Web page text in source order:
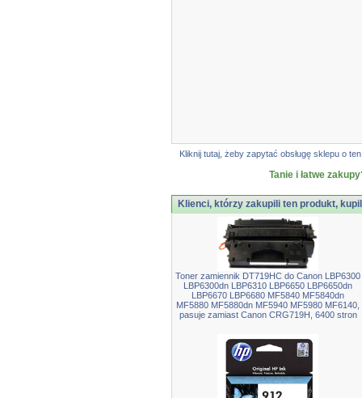
Kliknij tutaj, żeby zapytać obsługę sklepu o
Tanie i łatwe
Klienci, którzy zakupili ten produkt,
Toner zamiennik DT719HC do Canon LBP6300
LBP6300dn LBP6310 LBP6650 LBP6650dn
LBP6670 LBP6680 MF5840 MF5840dn
MF5880 MF5880dn MF5940 MF5980 MF6140,
pasuje zamiast Canon CRG719H, 6400 stron